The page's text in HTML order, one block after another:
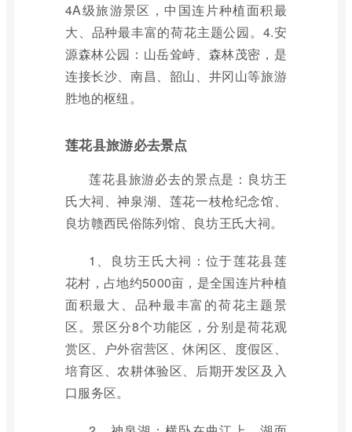
4A级旅游景区，中国连片种植面积最
大、品种最丰富的荷花主题公园。4.安
源森林公园：山岳耸峙、森林茂密，是
连接长沙、南昌、韶山、井冈山等旅游
胜地的枢纽。
莲花县旅游必去景点
莲花县旅游必去的景点是：良坊王
氏大祠、神泉湖、莲花一枝枪纪念馆、
良坊赣西民俗陈列馆、良坊王氏大祠。
1、良坊王氏大祠：位于莲花县莲
花村，占地约5000亩，是全国连片种植
面积最大、品种最丰富的荷花主题景
区。景区分8个功能区，分别是荷花观
赏区、户外宿营区、休闲区、度假区、
培育区、农耕体验区、后期开发区及入
口服务区。